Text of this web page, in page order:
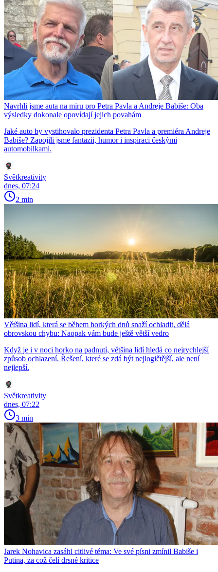
Navrhli jsme auta na míru pro Petra Pavla a Andreje Babiše: Oba
výsledky dokonale opovídají jejich povahám
Jaké auto by vystihovalo prezidenta Petra Pavla a premiéra Andreje
Babiše? Zapojili jsme fantazii, humor i inspiraci českými
automobilkami.
Světkreativity
dnes, 07:24
2 min
Většina lidí, která se během horkých dnů snaží ochladit, dělá
obrovskou chybu: Naopak vám bude ještě větší vedro
Když je i v noci horko na padnutí, většina lidí hledá co nejrychlejší
způsob ochlazení. Řešení, které se zdá být nejlogičtější, ale není
nejlepší.
Světkreativity
dnes, 07:22
3 min
Jarek Nohavica zasáhl citlivé téma: Ve své písni zmínil Babiše i
Putina, za což čelí drsné kritice